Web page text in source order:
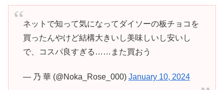
ネットで知って気になってダイソーの板チョコを
買ったんやけど結構大きいし美味しいし安いし
で、コスパ良すぎる……また買おう
— 乃 華 (@Noka_Rose_000) January 10, 2024